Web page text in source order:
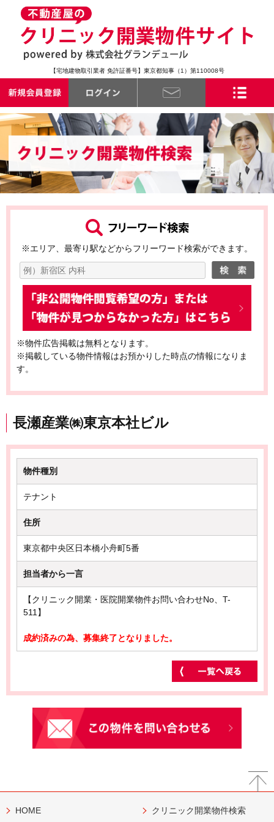
【宅地建物取引業者 免許証番号】東京都知事（1）第110008号
※エリア、最寄り駅などからフリーワード検索ができます。
※物件広告掲載は無料となります。
※掲載している物件情報はお預かりした時点の情報になりま
す。
長瀬産業㈱東京本社ビル
物件種別
テナント
住所
東京都中央区日本橋小舟町5番
担当者から一言
【クリニック開業・医院開業物件お問い合わせNo、T-
511】
成約済みの為、募集終了となりました。
HOME クリニック開業物件検索